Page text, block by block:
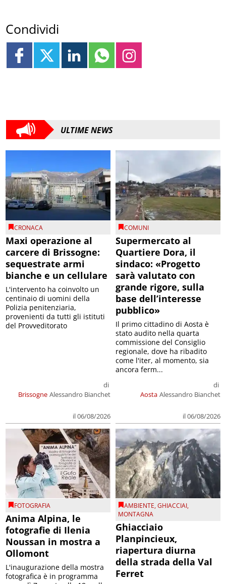
Condividi
ULTIME NEWS
CRONACA
Maxi operazione al
carcere di Brissogne:
sequestrate armi
bianche e un cellulare
Brissogne
di
Alessandro Bianchet
il 06/08/2026
L'intervento ha coinvolto un
centinaio di uomini della
Polizia penitenziaria,
provenienti da tutti gli istituti
del Provveditorato
COMUNI
Supermercato al
Quartiere Dora, il
sindaco: «Progetto
sarà valutato con
grande rigore, sulla
base dell’interesse
pubblico»
Aosta
di
Alessandro Bianchet
il 06/08/2026
Il primo cittadino di Aosta è
stato audito nella quarta
commissione del Consiglio
regionale, dove ha ribadito
come l'iter, al momento, sia
ancora ferm...
FOTOGRAFIA
Anima Alpina, le
fotografie di Ilenia
Noussan in mostra a
Ollomont
L'inaugurazione della mostra
fotografica è in programma
AMBIENTE,GHIACCIAI,
MONTAGNA
Ghiacciaio
Planpincieux,
riapertura diurna
della strada della Val
Ferret